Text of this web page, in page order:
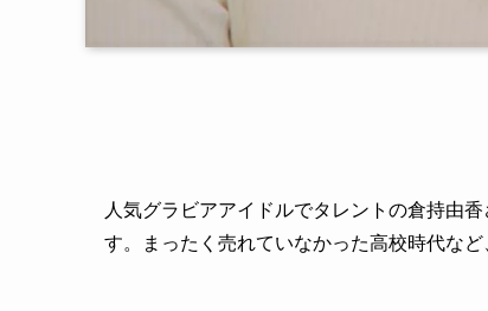
人気グラビアアイドルでタレントの倉持由
す。まったく売れていなかった高校時代な